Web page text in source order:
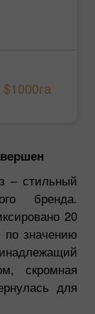
– стильный
бренда.
20
значению
скромная
для